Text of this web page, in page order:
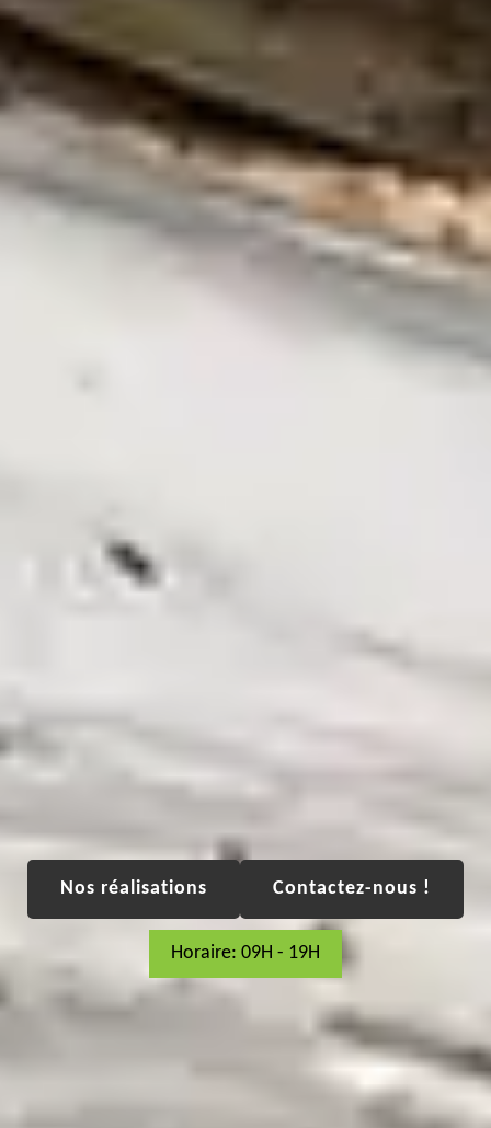
Nos réalisations Contactez-nous !
Horaire: 09H - 19H